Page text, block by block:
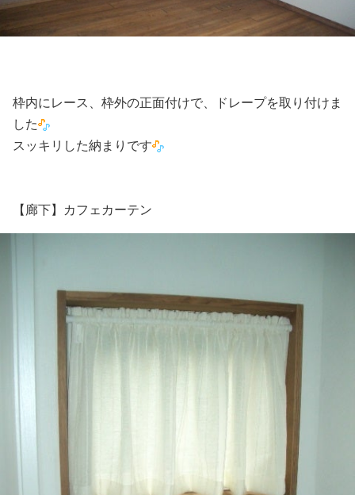
枠内にレース、枠外の正面付けで、ドレープを取り付けま
した
スッキリした納まりです
【廊下】カフェカーテン